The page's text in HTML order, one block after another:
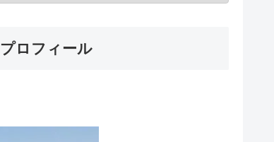
プロフィール